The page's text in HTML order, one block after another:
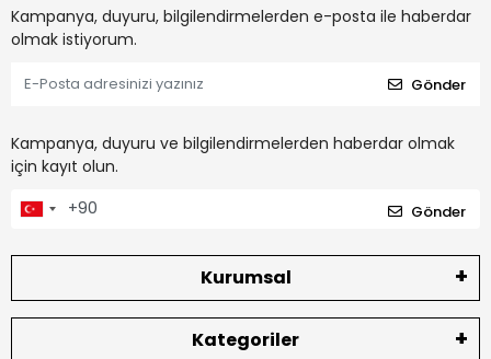
Kampanya, duyuru, bilgilendirmelerden e-posta ile haberdar
olmak istiyorum.
Gönder
Kampanya, duyuru ve bilgilendirmelerden haberdar olmak
için kayıt olun.
Gönder
Kurumsal
Kategoriler